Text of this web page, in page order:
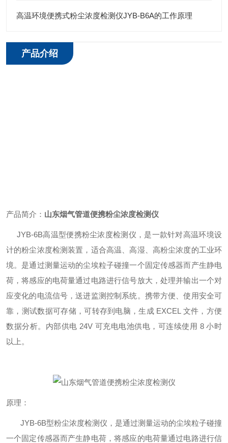
高温环境便携式粉尘浓度检测仪JYB-B6A的工作原理
产品介绍
产品简介： 山东烟气管道便携粉尘浓度检测仪
JYB-6B高温型便携粉尘浓度检测仪，是一款针对高温环境设
计的粉尘浓度检测装置，适合高温、高湿、高粉尘浓度的工业环
境。是通过测量运动的尘埃粒子碰撞一个固定传感器而产生静电
荷，将感应的电荷量通过电路进行信号放大，处理并输出一个对
应变化的电流信号，送进监测控制系统。携带方便、使用安全可
靠，测试数据可存储，可转存到电脑，生成 EXCEL 文件，方便
数据分析。内部供电 24V 可充电电池供电，可连续使用 8 小时
以上。
原理：
JYB-6B型粉尘浓度检测仪，是通过测量运动的尘埃粒子碰撞
一个固定传感器而产生静电荷，将感应的电荷量通过电路进行信